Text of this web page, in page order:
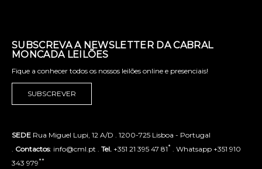
SUBSCREVA A NEWSLETTER DA CABRAL
MONCADA LEILÕES
Fique a conhecer todos os nossos leilões online e presenciais!
SUBSCREVER
SEDE Rua Miguel Lupi, 12 A/D . 1200-725 Lisboa - Portugal
Contactos: info@cml.pt . Tel. +351 21 395 47 81* . Whatsapp +351 910
343 979**